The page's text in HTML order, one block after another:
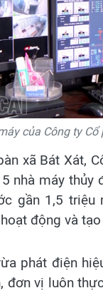
của Công ty
xã Bát Xát,
nhà máy
gần 1,5
động và
phát điện
đơn vị luôn